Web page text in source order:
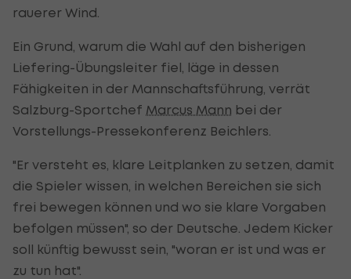
rauerer Wind.
Ein Grund, warum die Wahl auf den bisherigen
Liefering-Übungsleiter fiel, läge in dessen
Fähigkeiten in der Mannschaftsführung, verrät
Salzburg-Sportchef Marcus Mann bei der
Vorstellungs-Pressekonferenz Beichlers.
"Er versteht es, klare Leitplanken zu setzen, damit
die Spieler wissen, in welchen Bereichen sie sich
frei bewegen können und wo sie klare Vorgaben
befolgen müssen", so der Deutsche. Jedem Kicker
soll künftig bewusst sein, "woran er ist und was er
zu tun hat".